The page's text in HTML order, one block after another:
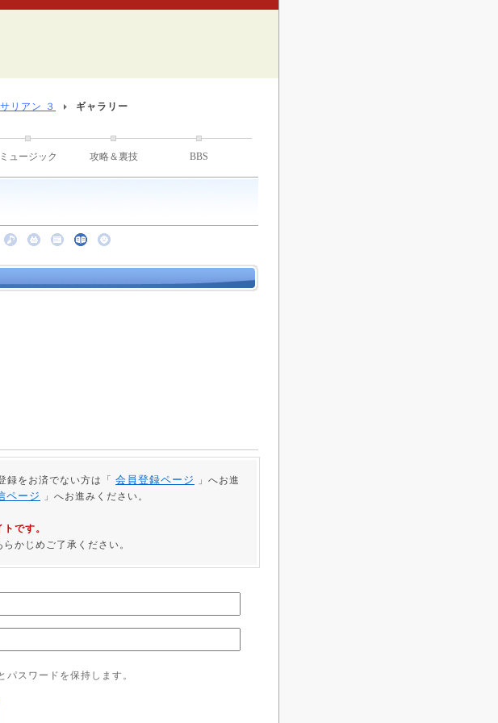
リアン ３ ギャラリー
ミュージック 攻略＆裏技 BBS
録をお済でない方は「 会員登録ページ
」へお進
ページ 」へお進みください。
です。
かじめご了承ください。
スワードを保持します。